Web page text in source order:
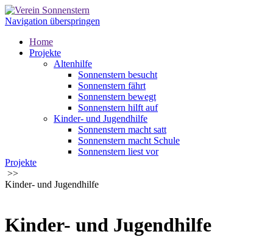
Navigation überspringen
Home
Projekte
Altenhilfe
Sonnenstern besucht
Sonnenstern fährt
Sonnenstern bewegt
Sonnenstern hilft auf
Kinder- und Jugendhilfe
Sonnenstern macht satt
Sonnenstern macht Schule
Sonnenstern liest vor
Über uns
Helfen
Spenden
Projekte
>>
Kinder- und Jugendhilfe
Kinder- und Jugendhilfe